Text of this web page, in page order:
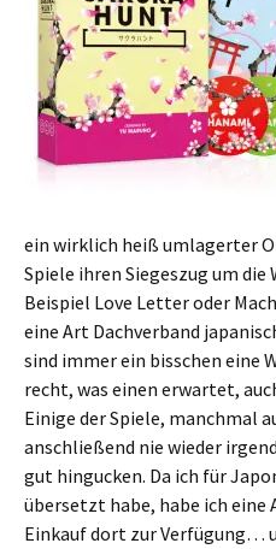
ein wirklich heiß umlagerter
Spiele ihren Siegeszug um
Beispiel Love Letter oder
eine Art Dachverband
sind immer ein bisschen eine
recht, was einen erwartet,
Einige der Spiele, manchmal
anschließend nie wieder
gut hingucken. Da ich für
übersetzt habe, habe ich
Einkauf dort zur Verfügung…